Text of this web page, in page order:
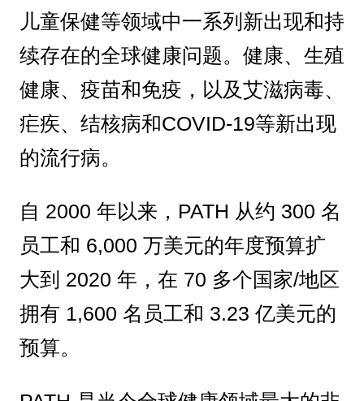
儿童保健等领域中一系列新出现和持
续存在的全球健康问题。健康、生殖
健康、疫苗和免疫，以及艾滋病毒、
疟疾、结核病和COVID-19等新出现
的流行病。
自 2000 年以来，PATH 从约 300 名
员工和 6,000 万美元的年度预算扩
大到 2020 年，在 70 多个国家/地区
拥有 1,600 名员工和 3.23 亿美元的
预算。